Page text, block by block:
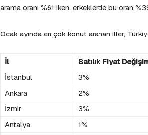
arama oranı %61 iken, erkeklerde bu oran
Ocak ayında en çok konut aranan iller,
İl Satılık Fiyat
İstanbul
3%
Ankara
2%
İzmir
3%
Antalya
1%